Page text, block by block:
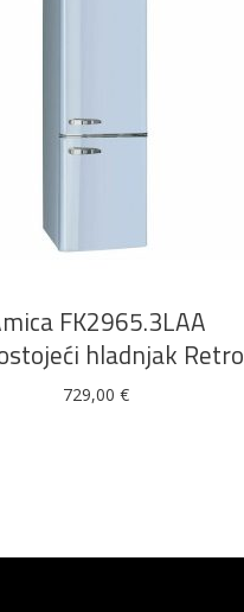
FK2965.3LAA
hladnjak Retro
729,00 €